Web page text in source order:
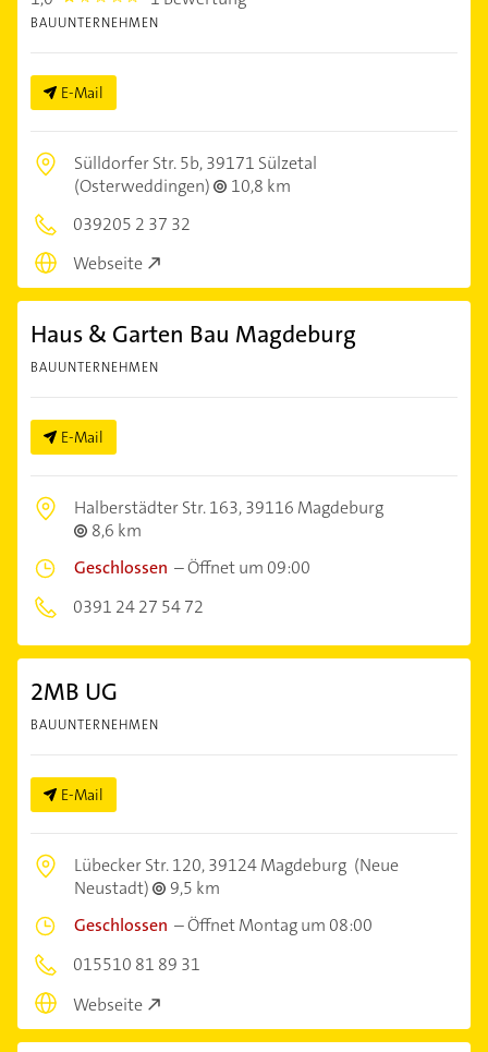
BAUUNTERNEHMEN
E-Mail
Sülldorfer Str. 5b,39171 Sülzetal
(Osterweddingen)
10,8 km
039205 2 37 32
Webseite
Haus & Garten Bau Magdeburg
BAUUNTERNEHMEN
E-Mail
Halberstädter Str. 163,39116 Magdeburg
8,6 km
Geschlossen –Öffnet um 09:00
0391 24 27 54 72
2MB UG
BAUUNTERNEHMEN
E-Mail
Lübecker Str. 120,39124 Magdeburg (Neue
Neustadt)
9,5 km
Geschlossen –Öffnet Montag um 08:00
015510 81 89 31
Webseite